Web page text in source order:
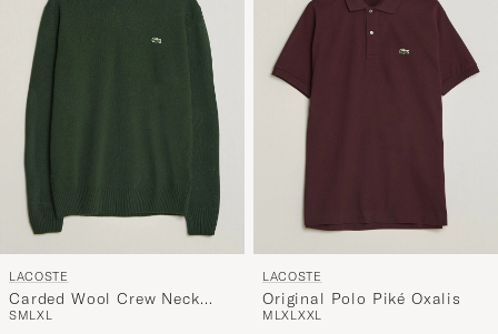
LACOSTE
Carded Wool Crew Neck
Sinople
SMLXL
LACOSTE
Original Polo Piké Oxalis
M LXLXXL